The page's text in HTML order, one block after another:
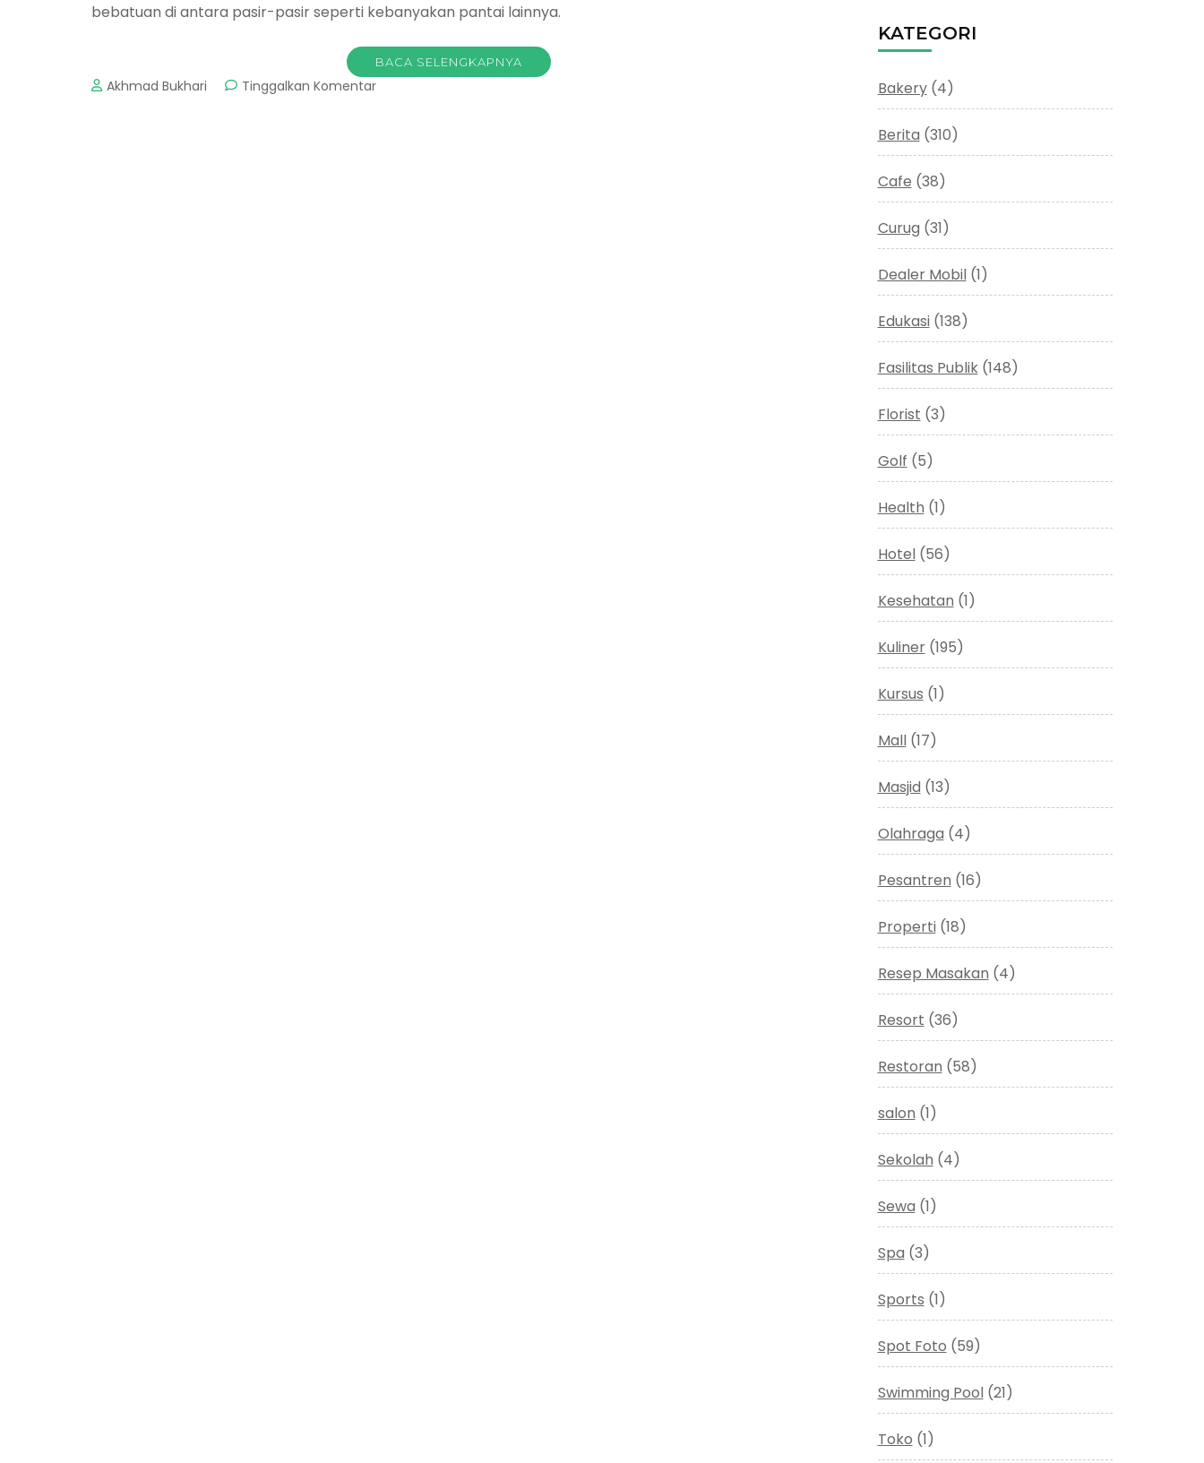
bebatuan di antara pasir-pasir seperti kebanyakan pantai lainnya.
BACA SELENGKAPNYA
Akhmad Bukhari Tinggalkan Komentarpada
KATEGORI
Bakery(4)
Berita (310)
Cafe (38)
Curug (31)
Dealer Mobil(1)
Edukasi(138)
Fasilitas Publik(148)
Florist (3)
Golf (5)
Health (1)
Hotel(56)
Kesehatan (1)
Kuliner(195)
Kursus (1)
Mall(17)
Masjid (13)
Olahraga (4)
Pesantren (16)
Properti(18)
Resep Masakan (4)
Resort (36)
Restoran (58)
salon (1)
Sekolah (4)
Sewa (1)
Spa (3)
Sports (1)
Spot Foto (59)
Swimming Pool(21)
Toko (1)